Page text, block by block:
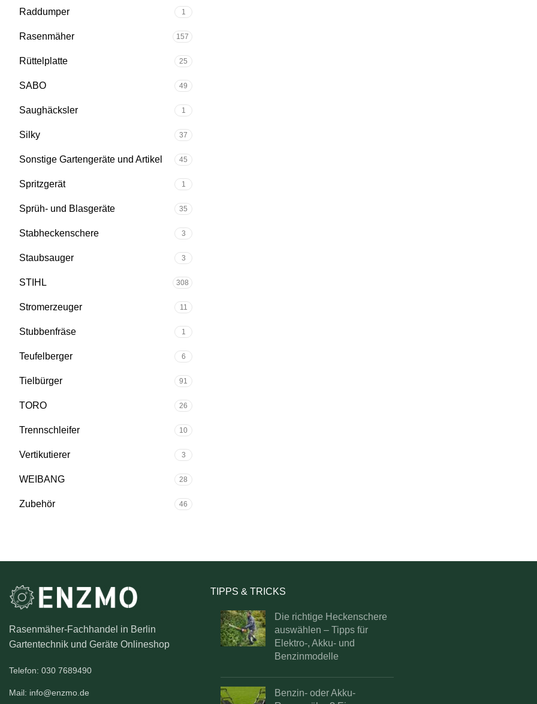
Raddumper 1
Rasenmäher 157
Rüttelplatte 25
SABO 49
Saughäcksler 1
Silky 37
Sonstige Gartengeräte und Artikel 45
Spritzgerät 1
Sprüh- und Blasgeräte 35
Stabheckenschere 3
Staubsauger 3
STIHL 308
Stromerzeuger 11
Stubbenfräse 1
Teufelberger 6
Tielbürger 91
TORO 26
Trennschleifer 10
Vertikutierer 3
WEIBANG 28
Zubehör 46
Rasenmäher-Fachhandel in Berlin
Gartentechnik und Geräte Onlineshop
Telefon: 030 7689490
Mail: info@enzmo.de
TIPPS & TRICKS
Die richtige Heckenschere
auswählen – Tipps für
Elektro-, Akku- und
Benzinmodelle
Benzin- oder Akku-